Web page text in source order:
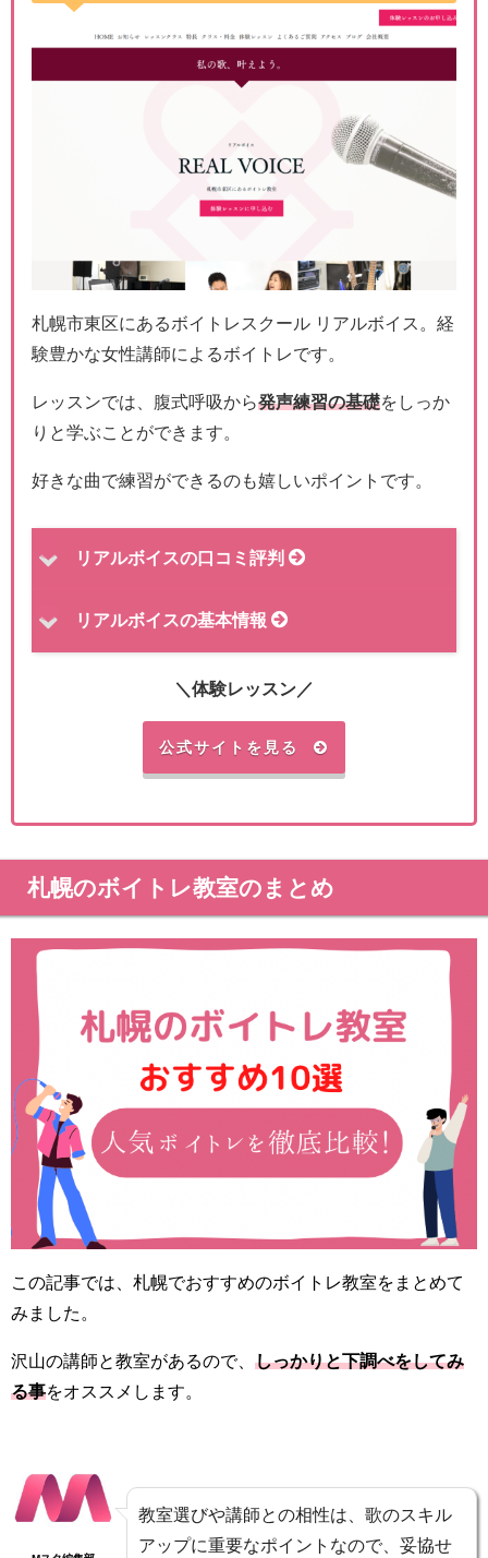
札幌市東区にあるボイトレスクール リアルボイス。経
験豊かな女性講師によるボイトレです。
レッスンでは、腹式呼吸から発声練習の基礎をしっか
りと学ぶことができます。
好きな曲で練習ができるのも嬉しいポイントです。
リアルボイスの口コミ評判
リアルボイスの基本情報
＼体験レッスン／
公式サイトを見る
札幌のボイトレ教室のまとめ
この記事では、札幌でおすすめのボイトレ教室をまとめて
みました。
沢山の講師と教室があるので、 しっかりと下調べをしてみ
る事をオススメします。
教室選びや講師との相性は、歌のスキル
アップに重要なポイントなので、妥協せ